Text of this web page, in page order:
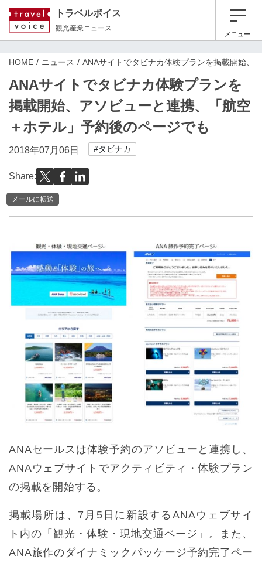
トラベルボイス
観光産業ニュース
メニュー
HOME ニュース ANAサイトでタビナカ体験プランを掲載開始、
ANAサイトでタビナカ体験プランを
掲載開始、アソビューと連携、「航空
＋ホテル」予約後のページでも
2018年07月06日 #タビナカ
Share:
メールに転送
ANAセールスは体験予約のアソビューと連携し、
ANAウェブサイトでアクティビティ・体験プラン
の掲載を開始する。
掲載場所は、7月5日に新設するANAウェブサイ
ト内の「観光・体験・現地交通ページ」。また、
ANA旅作のダイナミックパッケージ予約完了ペー